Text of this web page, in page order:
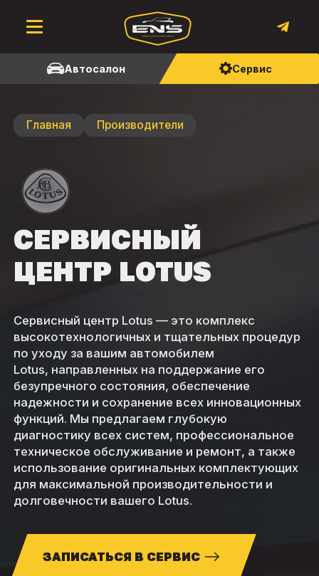
Автосалон Сервис
Главная Производители
СЕРВИСНЫЙ
ЦЕНТР LOTUS
Сервисный центр Lotus — это комплекс
высокотехнологичных и тщательных процедур
по уходу за вашим автомобилем
Lotus, направленных на поддержание его
безупречного состояния, обеспечение
надежности и сохранение всех инновационных
функций. Мы предлагаем глубокую
диагностику всех систем, профессиональное
техническое обслуживание и ремонт, а также
использование оригинальных комплектующих
для максимальной производительности и
долговечности вашего Lotus.
ЗАПИСАТЬСЯ В СЕРВИС